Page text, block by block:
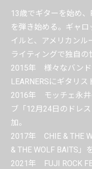
13歳でギターを始め、
を弾き始める。ギャ
イルと、アメリカン
ライティングで独自の
2015年 様々なバンド
LEARNERSにギタリス
2016年 モッチェ永井
ブ「12月24日のドレ
加。
2017年 CHIE & THE
& THE WOLF BAITS」
2021年 FUJI ROCK